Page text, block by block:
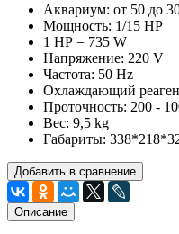
Аквариум: от 50 до
Мощность: 1/15 HP
1 НР = 735 W
Напряжение: 220 V
Частота: 50 Hz
Охлаждающий
Проточность: 200 -
Вес: 9,5 kg
Габариты:
Добавить в сравнение
Описание